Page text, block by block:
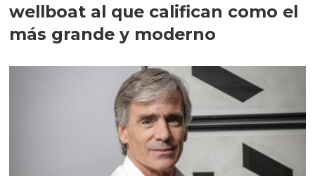
wellboat al que califican como el
más grande y moderno